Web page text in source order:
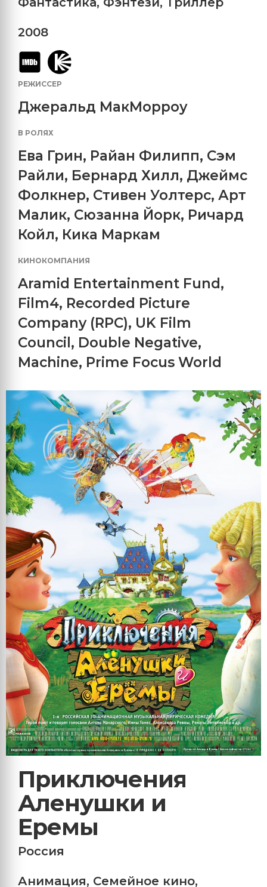
2008
РЕЖИССЕР
Джеральд МакМорроу
В РОЛЯХ
Ева Грин, Райан Филипп, Сэм
Райли, Бернард Хилл, Джеймс
Фолкнер, Стивен Уолтерс, Арт
Малик, Сюзанна Йорк, Ричард
Койл, Кика Маркам
КИНОКОМПАНИЯ
Aramid Entertainment Fund ,
Film4, Recorded Picture
Company (RPC), UK Film
Council , Double Negative,
Machine, Prime Focus World
Приключения
Аленушки и
Еремы
Россия
Анимация, Семейное кино,